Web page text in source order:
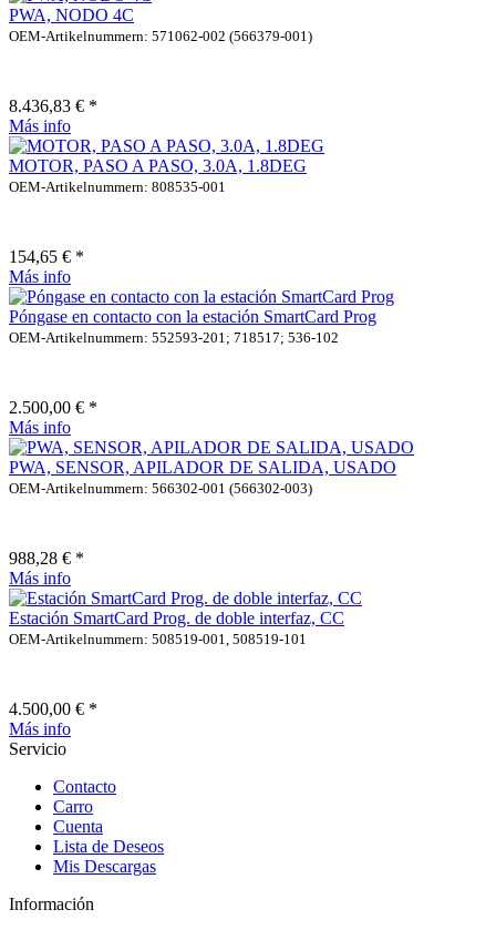
PWA, NODO 4C
OEM-Artikelnummern: 571062-002 (566379-001)
8.436,83 € *
Más info
MOTOR, PASO A PASO, 3.0A, 1.8DEG
OEM-Artikelnummern: 808535-001
154,65 € *
Más info
Póngase en contacto con la estación SmartCard Prog
OEM-Artikelnummern: 552593-201; 718517; 536-102
2.500,00 € *
Más info
PWA, SENSOR, APILADOR DE SALIDA, USADO
OEM-Artikelnummern: 566302-001 (566302-003)
988,28 € *
Más info
Estación SmartCard Prog. de doble interfaz, CC
OEM-Artikelnummern: 508519-001, 508519-101
4.500,00 € *
Más info
Servicio
Contacto
Carro
Cuenta
Lista de Deseos
Mis Descargas
Información